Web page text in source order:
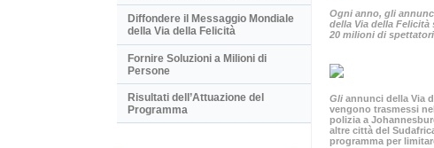
Ogni anno, gli
della Via della
20 milioni di
Gli annunci della Via
vengono trasmessi
polizia a
altre città del
programma per
Diffondere il Messaggio Mondiale
della Via della Felicità
Fornire Soluzioni a Milioni di
Persone
Risultati dell’Attuazione del
Programma